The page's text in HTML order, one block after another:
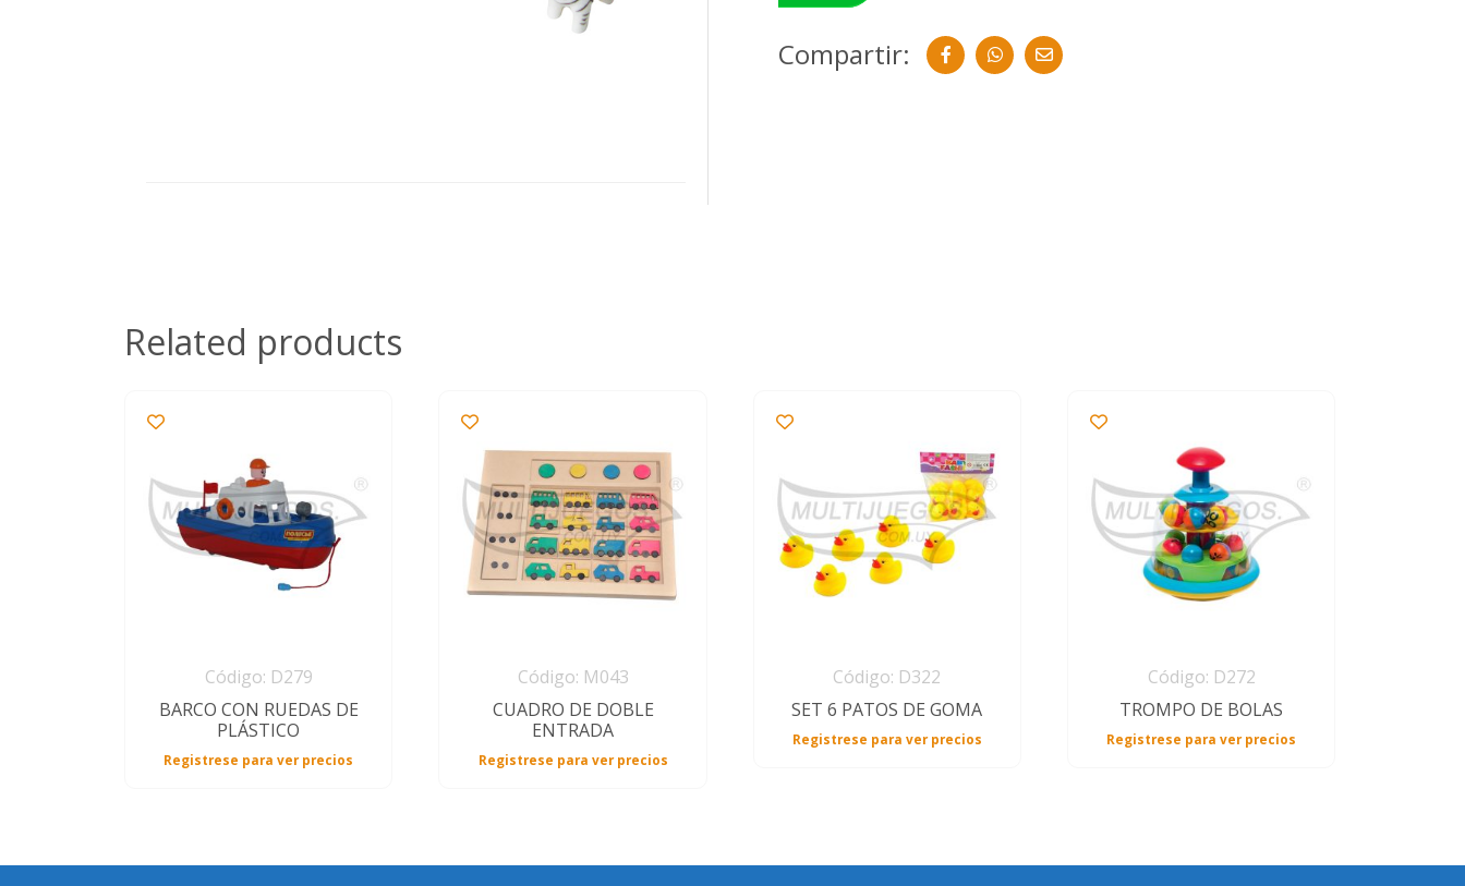
Compartir:
Related products
Código: D279
BARCO CON RUEDAS DE
PLÁSTICO
Registrese para ver precios
Código: M043
CUADRO DE DOBLE
ENTRADA
Registrese para ver precios
Código: D322
SET 6 PATOS DE GOMA
Registrese para ver precios
Código: D272
TROMPO DE BOLAS
Registrese para ver precios